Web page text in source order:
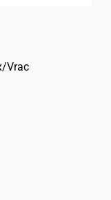
Vrac